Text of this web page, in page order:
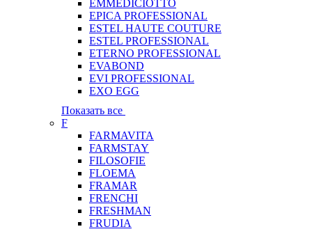
EMMEDICIOTTO
EPICA PROFESSIONAL
ESTEL HAUTE COUTURE
ESTEL PROFESSIONAL
ETERNO PROFESSIONAL
EVABOND
EVI PROFESSIONAL
EXO EGG
Показать все
F
FARMAVITA
FARMSTAY
FILOSOFIE
FLOEMA
FRAMAR
FRENCHI
FRESHMAN
FRUDIA